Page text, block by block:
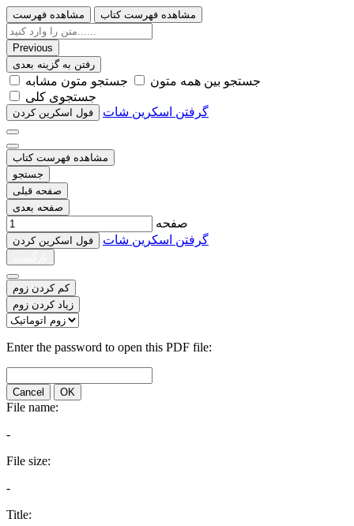
مشاهده فهرست مشاهده فهرست کتاب
Previous
رفتن به گزینه بعدی
ﺟﺴﺘﺠﻮ ﺑﯿﻦ ﻫﻤﻪ ﻣﺘﻮﻥ
ﺟﺴﺘﺠﻮ ﻣﺘﻮﻥ ﻣﺸﺎﺑﻪ
ﺟﺴﺘﺠﻮﯼ ﮐﻠﯽ
ﻓﻮﻝ اﺳﮑﺮﯾﻦ ﮐﺮﺩﻥ گرفتن اسکرین شات
مشاهده فهرست کتاب
جستجو
صفحه قبلی
صفحه بعدی
صفحه
ﻓﻮﻝ اﺳﮑﺮﯾﻦ ﮐﺮﺩﻥ گرفتن اسکرین شات
کم کردن زوم
زیاد کردن زوم
Enter the password to open this PDF file:
Cancel OK
File name:
-
File size:
-
Title: